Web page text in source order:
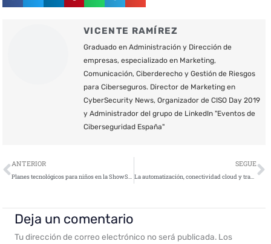
VICENTE RAMÍREZ
Graduado en Administración y Dirección de
empresas, especializado en Marketing,
Comunicación, Ciberderecho y Gestión de Riesgos
para Ciberseguros. Director de Marketing en
CyberSecurity News, Organizador de CISO Day 2019
y Administrador del grupo de LinkedIn "Eventos de
Ciberseguridad España"
Ant
ANTERIOR
Planes tecnológicos para niños en la ShowStore de Juguetrónica
SEGUE
La automatización, conectividad cloud y transformación de la seguridad, tendencias tecnológicas en 2019
Deja un comentario
Tu dirección de correo electrónico no será publicada. Los